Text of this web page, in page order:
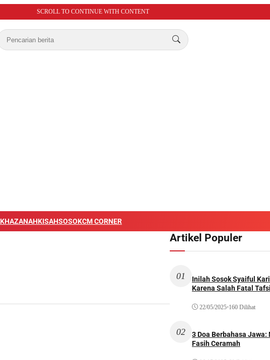
SCROLL TO CONTINUE WITH CONTENT
KHAZANAHKISAHSOSOKCM CORNER
Artikel Populer
01
Inilah Sosok Syaiful
Karena Salah Fatal
22/05/2025•160 Dilihat
02
3 Doa Berbahasa Jawa:
Fasih Ceramah